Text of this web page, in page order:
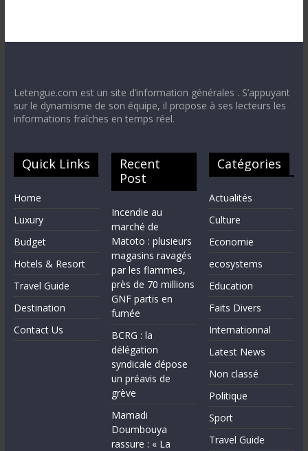
Letengue.com est un site d’information générales . S’appuyant
sur le dynamisme de son équipe, il propose à ses lecteurs les
informations fraîches en temps réel.
Quick Links
Home
Luxury
Budget
Hotels & Resort
Travel Guide
Destination
Contact Us
Recent
Post
Incendie au
marché de
Matoto : plusieurs
magasins ravagés
par les flammes,
près de 70 millions
GNF partis en
fumée
BCRG : la
délégation
syndicale dépose
un préavis de
grève
Mamadi
Doumbouya
rassure : « La
Catégories
Actualités
Culture
Economie
ecosystems
Education
Faits Divers
Internationnal
Latest News
Non classé
Politique
Sport
Travel Guide